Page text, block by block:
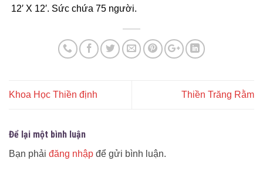
12′ X 12′. Sức chứa 75 người.
Khoa Học Thiền định Thiền Trăng Rằm
Để lại một bình luận
Bạn phải đăng nhập để gửi bình luận.